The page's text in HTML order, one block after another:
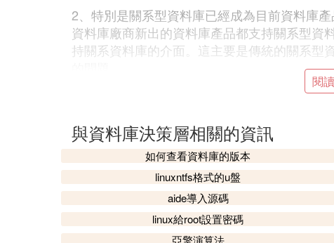
2、特別是關系型資料庫已經成為目前資料庫
資料庫廠商新出的資料庫產品都支持關系型資
持關系資料庫的介面。這主要是傳統的關系型
3、隨著雲計算的發展和大數據時代的到來，
4、以此同時，分布式技術等新技術的出現也
非關系型資料庫就開始出現，這類資料庫與傳
不同， 它們更強調資料庫數據的高並發讀寫和
only SQL）資料庫。 而傳統的關系型資料庫在
⑵ 資料庫管理系統的層次結構
閱
與資料庫決策層相關的資訊
如何查看資料庫的版本
linuxntfs格式的u盤
aide導入源碼
linux給root設置密碼
亞擎演算法